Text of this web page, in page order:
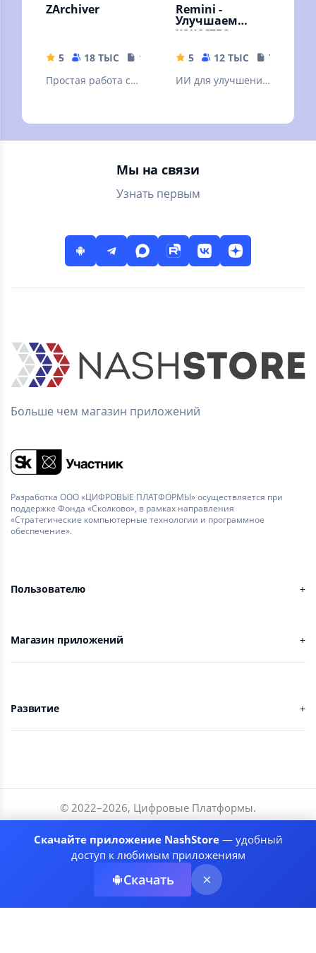
ZArchiver
5 18 ТЫС
10.32 MB
Простая работа с
Remini -
Улучшаем
качество
5 12 ТЫС
79.19 MB
ИИ для улучшения
описание.
Мы на связи
Узнать первым
Больше чем магазин приложений
Разработка ООО «ЦИФРОВЫЕ ПЛАТФОРМЫ» осуществляется при
поддержке Фонда «Сколково», в рамках направления
«Стратегические компьютерные технологии и программное
обеспечение».
Пользователю
Магазин приложений
Развитие
© 2022–2026, Цифровые Платформы.
Разработчики
Соглашение
Рекомендательные системы
Скачайте приложение NashStore— удобный
доступ к любимым приложениям
Скачать